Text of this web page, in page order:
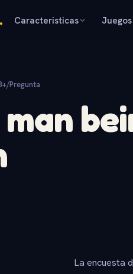
. Caracteristicas Juegos
/Pregunta
man
La encuesta